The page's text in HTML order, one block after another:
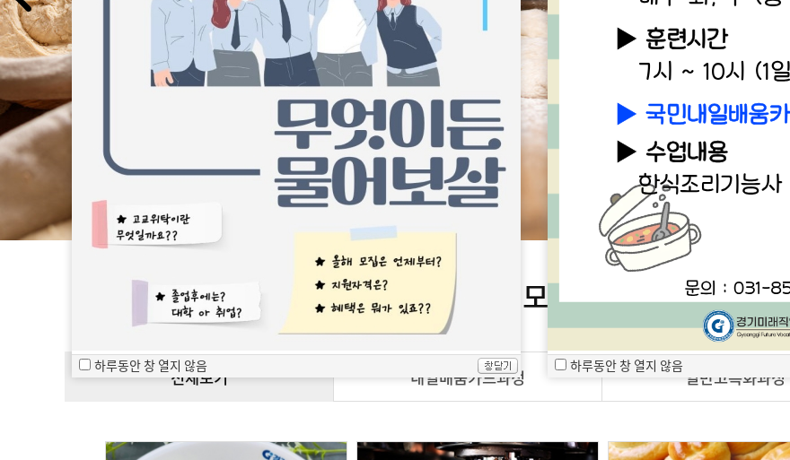
모집중인 과정
전체보기 내일배움카드과정 일반고특화과정
하루동안 창 열지 않음
하루동안 창 열지 않음